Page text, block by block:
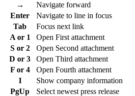
→
Navigate forward
Enter
Navigate to line in focus
Tab
Focus next link
A or 1
Open First attachment
S or 2
Open Second attachment
D or 3
Open Third attachment
F or 4
Open Fourth attachment
I
Show company information
PgUp
Select newest press release